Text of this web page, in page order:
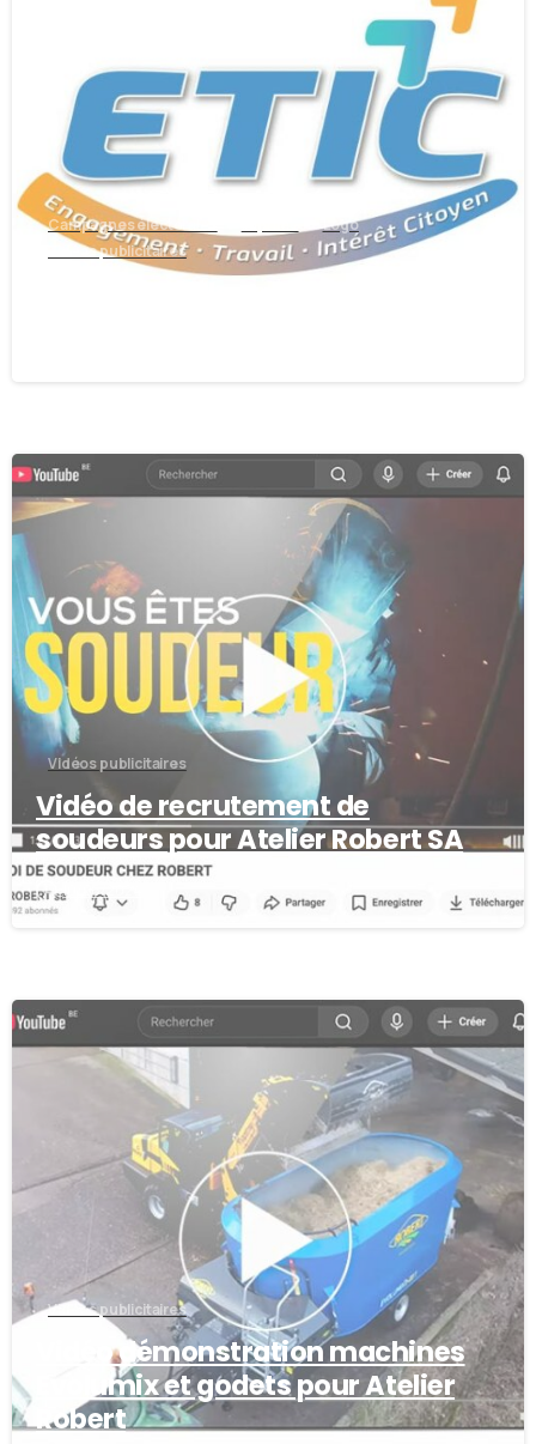
Campagnes électorales
Logo
Vidéos publicitaires
Vidéos publicitaires
Vidéo de recrutement de
soudeurs pour Atelier Robert SA
10/06/2024
Vidéos publicitaires
Vidéo démonstration machines
Evolumix et godets pour Atelier
Robert